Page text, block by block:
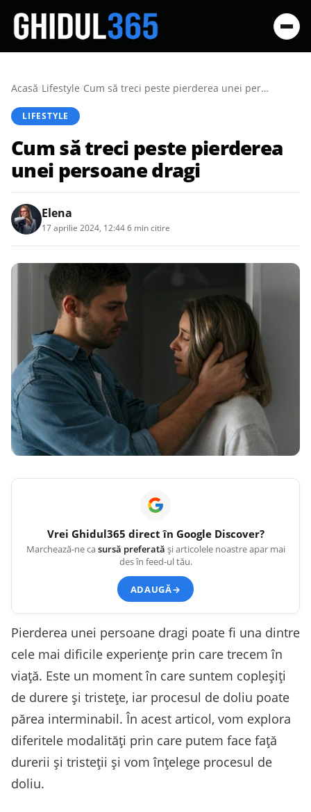
Acasă/Lifestyle/ Cum să treci peste pierderea unei persoane dragi
LIFESTYLE
Cum să treci peste pierderea
unei persoane dragi
Elena
17 aprilie 2024, 12:446 min citire
Vrei Ghidul365 direct în Google Discover?
Marchează-ne casursă preferată și articolele noastre apar mai
des în feed-ul tău.
ADAUGĂ→
Pierderea unei persoane dragi poate fi una dintre
cele mai dificile experiențe prin care trecem în
viață. Este un moment în care suntem copleșiți
de durere și tristețe, iar procesul de doliu poate
părea interminabil. În acest articol, vom explora
diferitele modalități prin care putem face față
durerii și tristeții și vom înțelege procesul de
doliu.